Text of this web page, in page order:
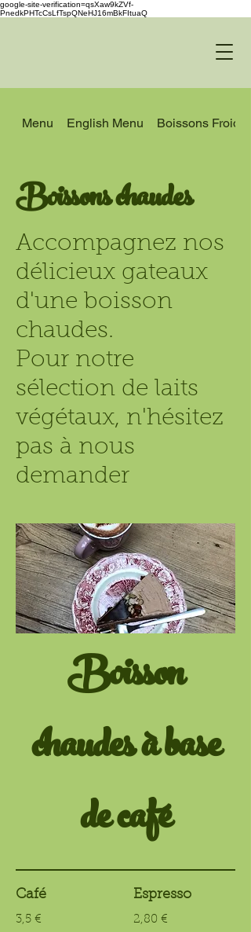
google-site-verification=qsXaw9kZVf-
PnedkPHTcCsLfTspQNeHJ16mBkFItuaQ
Menu English Menu Boissons Froides
Boissons chaudes
Accompagnez nos
délicieux gateaux
d'une boisson
chaudes.
Pour notre
sélection de laits
végétaux, n'hésitez
pas à nous
demander
Boisson
chaudes à base
de café
Café
3,5 €
Espresso
2,80 €